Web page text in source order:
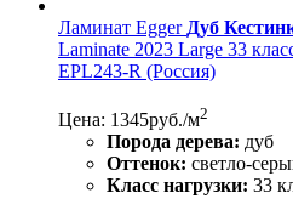
Ламинат Egger Дуб
Laminate 2023 Large 33
EPL243-R (Россия)
Цена: 1345руб./м2
Порода дерева: дуб
Оттенок: светло-
Класс нагрузки: 33